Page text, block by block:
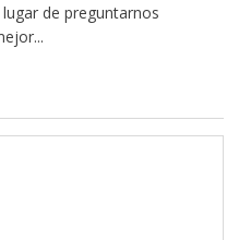
de preguntarnos